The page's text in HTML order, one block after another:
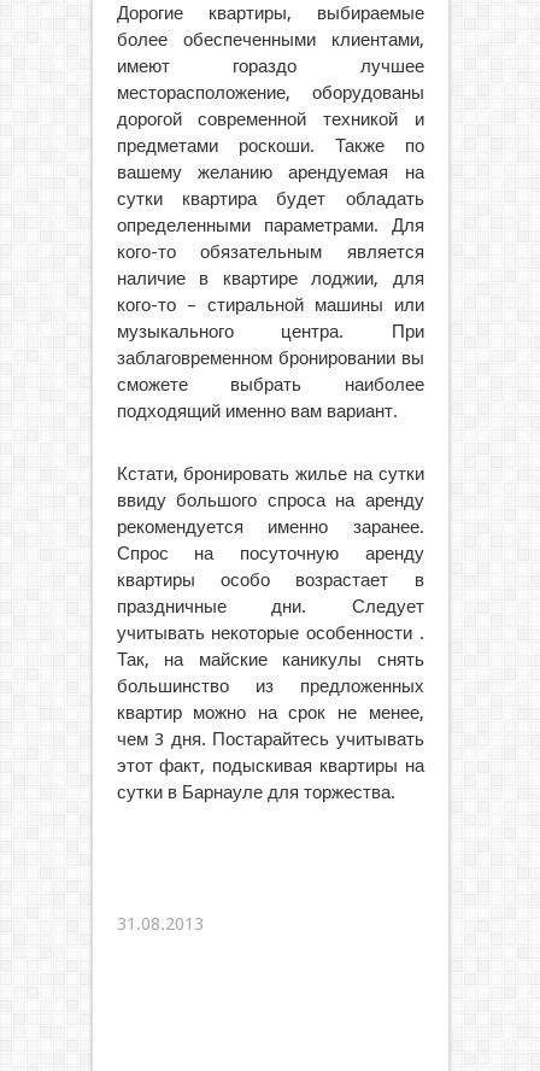
Дорогие квартиры, выбираемые
более обеспеченными клиентами,
имеют гораздо лучшее
месторасположение, оборудованы
дорогой современной техникой и
предметами роскоши. Также по
вашему желанию арендуемая на
сутки квартира будет обладать
определенными параметрами. Для
кого-то обязательным является
наличие в квартире лоджии, для
кого-то – стиральной машины или
музыкального центра. При
заблаговременном бронировании вы
сможете выбрать наиболее
подходящий именно вам вариант.
Кстати, бронировать жилье на сутки
ввиду большого спроса на аренду
рекомендуется именно заранее.
Спрос на посуточную аренду
квартиры особо возрастает в
праздничные дни. Следует
учитывать некоторые особенности .
Так, на майские каникулы снять
большинство из предложенных
квартир можно на срок не менее,
чем 3 дня. Постарайтесь учитывать
этот факт, подыскивая квартиры на
сутки в Барнауле для торжества.
31.08.2013